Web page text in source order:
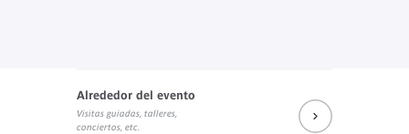
Alrededor del evento
Visitas guiadas, talleres,
conciertos, etc.